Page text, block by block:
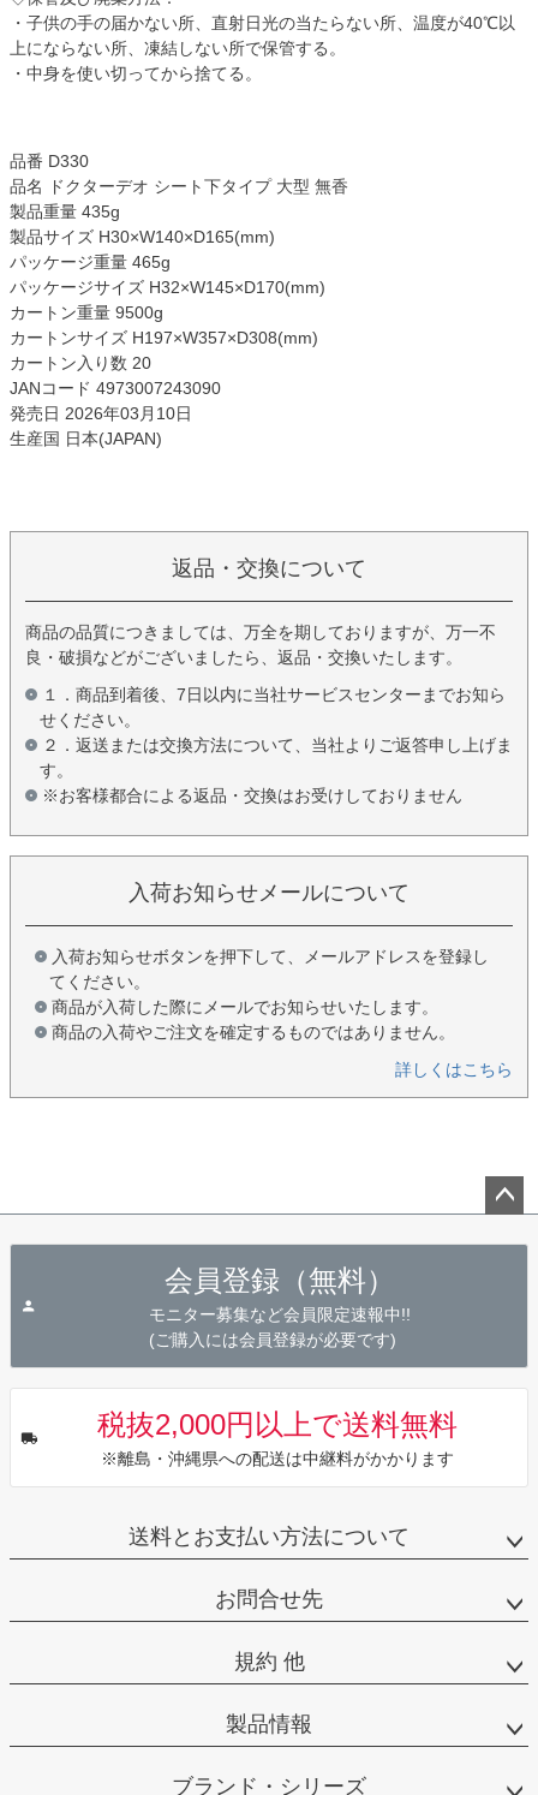
・子供の手の届かない所、直射日光の当たらない所、温度が40℃以
上にならない所、凍結しない所で保管する。
・中身を使い切ってから捨てる。
品番 D330
品名 ドクターデオ シート下タイプ 大型 無香
製品重量 435g
製品サイズ H30×W140×D165(mm)
パッケージ重量 465g
パッケージサイズ H32×W145×D170(mm)
カートン重量 9500g
カートンサイズ H197×W357×D308(mm)
カートン入り数 20
JANコード 4973007243090
発売日 2026年03月10日
生産国 日本(JAPAN)
返品・交換について
商品の品質につきましては、万全を期しておりますが、万一不
良・破損などがございましたら、返品・交換いたします。
１．商品到着後、7日以内に当社サービスセンターまでお知ら
せください。
２．返送または交換方法について、当社よりご返答申し上げま
す。
※お客様都合による返品・交換はお受けしておりません
入荷お知らせメールについて
入荷お知らせボタンを押下して、メールアドレスを登録し
てください。
商品が入荷した際にメールでお知らせいたします。
商品の入荷やご注文を確定するものではありません。
詳しくはこちら
会員登録（無料）
モニター募集など会員限定速報中!!
(ご購入には会員登録が必要です)
税抜2,000円以上で送料無料
※離島・沖縄県への配送は中継料がかかります
送料とお支払い方法について
お問合せ先
規約 他
製品情報
ブランド・シリーズ